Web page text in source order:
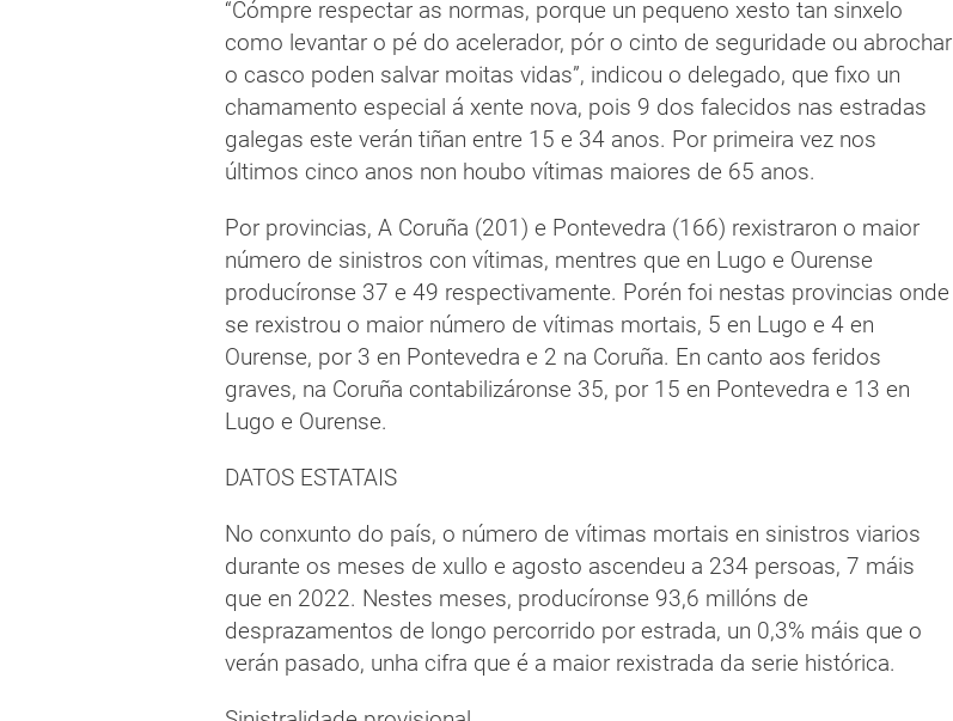
“Cómpre respectar as normas, porque un pequeno xesto tan sinxelo
como levantar o pé do acelerador, pór o cinto de seguridade ou abrochar
o casco poden salvar moitas vidas”, indicou o delegado, que fixo un
chamamento especial á xente nova, pois 9 dos falecidos nas estradas
galegas este verán tiñan entre 15 e 34 anos. Por primeira vez nos
últimos cinco anos non houbo vítimas maiores de 65 anos.
Por provincias, A Coruña (201) e Pontevedra (166) rexistraron o maior
número de sinistros con vítimas, mentres que en Lugo e Ourense
producíronse 37 e 49 respectivamente. Porén foi nestas provincias onde
se rexistrou o maior número de vítimas mortais, 5 en Lugo e 4 en
Ourense, por 3 en Pontevedra e 2 na Coruña. En canto aos feridos
graves, na Coruña contabilizáronse 35, por 15 en Pontevedra e 13 en
Lugo e Ourense.
DATOS ESTATAIS
No conxunto do país, o número de vítimas mortais en sinistros viarios
durante os meses de xullo e agosto ascendeu a 234 persoas, 7 máis
que en 2022. Nestes meses, producíronse 93,6 millóns de
desprazamentos de longo percorrido por estrada, un 0,3% máis que o
verán pasado, unha cifra que é a maior rexistrada da serie histórica.